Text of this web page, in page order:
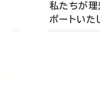
私たちが理
ポートいた